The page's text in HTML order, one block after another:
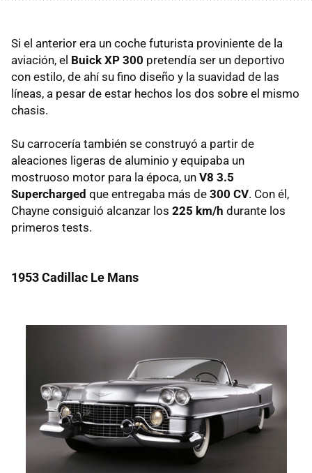
Si el anterior era un coche futurista proviniente de la
aviación, el Buick XP 300 pretendía ser un deportivo
con estilo, de ahí su fino diseño y la suavidad de las
líneas, a pesar de estar hechos los dos sobre el mismo
chasis.
Su carrocería también se construyó a partir de
aleaciones ligeras de aluminio y equipaba un
mostruoso motor para la época, un V8 3.5
Supercharged que entregaba más de 300 CV. Con él,
Chayne consiguió alcanzar los 225 km/h durante los
primeros tests.
1953 Cadillac Le Mans